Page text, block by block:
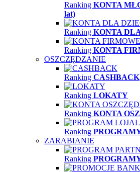
Ranking KONTA
lat)
Ranking KONTA
Ranking KONTA
OSZCZĘDZANIE
Ranking CASHBACK
Ranking LOKATY
Ranking KONTA
Ranking
ZARABIANIE
Ranking